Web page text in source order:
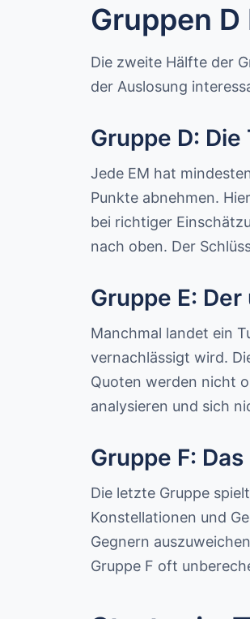
Gruppen
Die zweite Hälfte der
der Auslosung
Gruppe D:
Jede EM hat
Punkte abnehmen.
bei richtiger
nach oben. Der
Gruppe E:
Manchmal landet ein
vernachlässigt wird.
Quoten werden nicht
analysieren und sich
Gruppe F:
Die letzte Gruppe
Konstellationen und
Gegnern
Gruppe F oft